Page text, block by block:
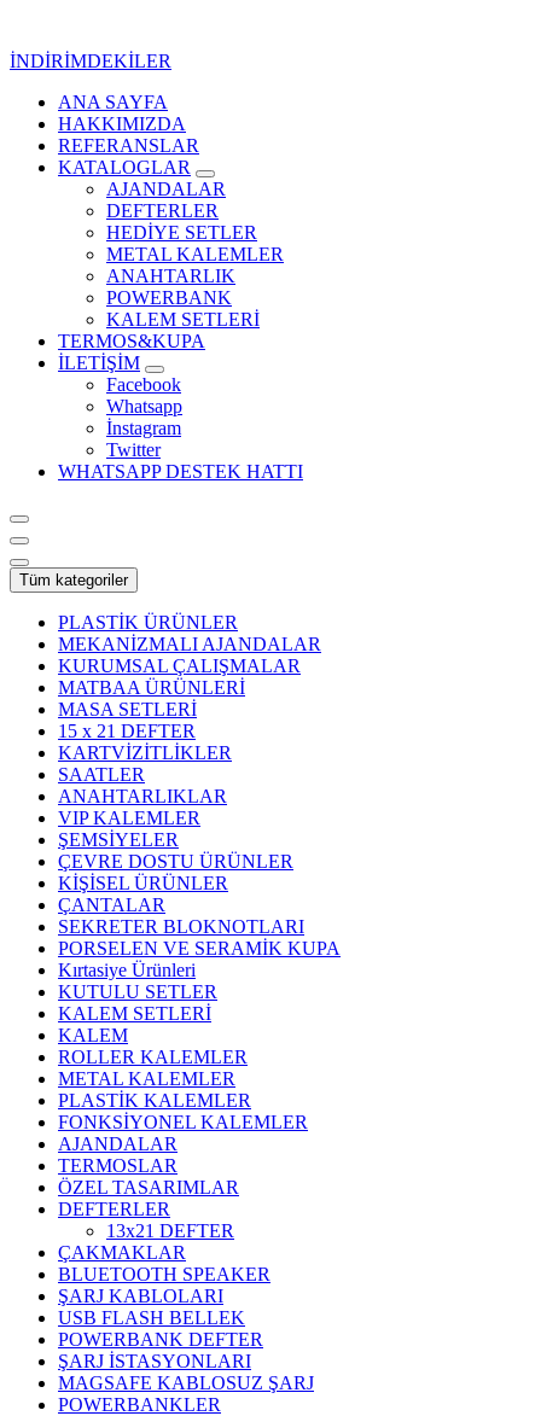
İNDİRİMDEKİLER
Kurumsal Promosyon-Hediyelik
ANA SAYFA
HAKKIMIZDA
REFERANSLAR
KATALOGLAR
AJANDALAR
DEFTERLER
HEDİYE SETLER
METAL KALEMLER
ANAHTARLIK
POWERBANK
KALEM SETLERİ
TERMOS&KUPA
İLETİŞİM
Facebook
Whatsapp
İnstagram
Twitter
WHATSAPP DESTEK HATTI
Tüm kategoriler
PLASTİK ÜRÜNLER
MEKANİZMALI AJANDALAR
KURUMSAL ÇALIŞMALAR
MATBAA ÜRÜNLERİ
MASA SETLERİ
15 x 21 DEFTER
KARTVİZİTLİKLER
SAATLER
ANAHTARLIKLAR
VIP KALEMLER
ŞEMSİYELER
ÇEVRE DOSTU ÜRÜNLER
KİŞİSEL ÜRÜNLER
ÇANTALAR
SEKRETER BLOKNOTLARI
PORSELEN VE SERAMİK KUPA
Kırtasiye Ürünleri
KUTULU SETLER
KALEM SETLERİ
KALEM
ROLLER KALEMLER
METAL KALEMLER
PLASTİK KALEMLER
FONKSİYONEL KALEMLER
AJANDALAR
TERMOSLAR
ÖZEL TASARIMLAR
DEFTERLER
13x21 DEFTER
ÇAKMAKLAR
BLUETOOTH SPEAKER
ŞARJ KABLOLARI
USB FLASH BELLEK
POWERBANK DEFTER
ŞARJ İSTASYONLARI
MAGSAFE KABLOSUZ ŞARJ
POWERBANKLER